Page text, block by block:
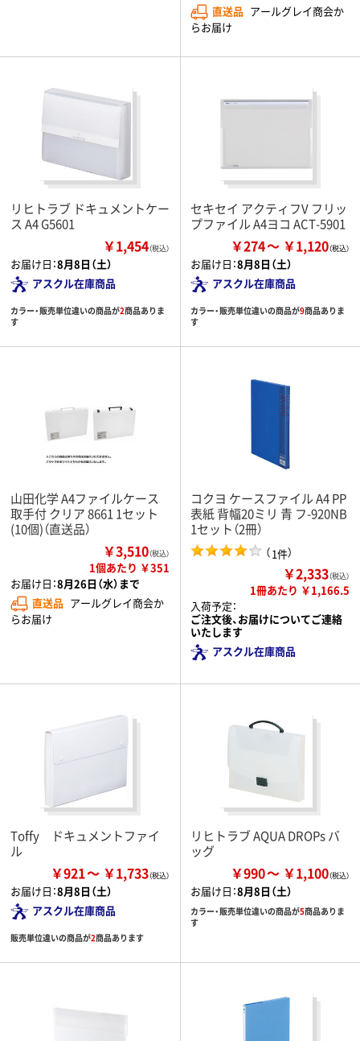
直送品 アールグレイ商会か
らお届け
リヒトラブ ドキュメントケー
ス A4 G5601
￥1,454（税込）
お届け日：8月8日（土）
アスクル在庫商品
カラー・販売単位違いの商品が2商品ありま
す
セキセイ アクティフV フリッ
プファイル A4ヨコ ACT-5901
￥274 ￥1,120
お届け日：8月8日（土）
アスクル在庫商品
カラー・販売単位違いの商品が9商品ありま
す
山田化学 A4ファイルケース
取手付 クリア 8661 1セット
(10個)（直送品）
￥3,510（税込）
1個あたり ￥351
お届け日：8月26日（水）まで
直送品 アールグレイ商会か
らお届け
コクヨ ケースファイル A4 PP
表紙 背幅20ミリ 青 フ-920NB
1セット（2冊）
（1件）
￥2,333（税込）
1冊あたり ￥1,166.5
入荷予定：
ご注文後、お届けについてご連絡
いたします
アスクル在庫商品
Toffy ドキュメントファイ
ル
￥921 ￥1,733
お届け日：8月8日（土）
アスクル在庫商品
販売単位違いの商品が2商品あります
リヒトラブ AQUA DROPs バ
ッグ
￥990 ￥1,100
お届け日：8月8日（土）
カラー・販売単位違いの商品が5商品ありま
す